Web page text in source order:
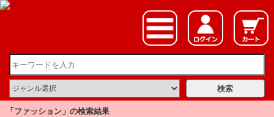
「ファッション」の検索結果